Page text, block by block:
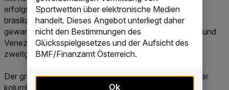
Sportwetten über elektronische Medien
handelt. Dieses Angebot unterliegt daher
nicht den Bestimmungen des
Glücksspielgesetzes und der Aufsicht des
BMF/Finanzamt Österreich.
Ok
erfolgreichsten Klubs in der Copa Sudamericana, da
brasilianische Teams lediglich fünf Mal den Bewerb
gewannen. Vertreter aus Uruguay, Bolivien, Paraguay und
Venezuela gewannen noch kein einziges Mal das
zweitgrößte Klubfußball-Turnier Südamerikas.
Der größte Pechvogel des Turniers ist zweifelsohne der
kolumbianische Klub Atlético Nacional. Der 17-fache